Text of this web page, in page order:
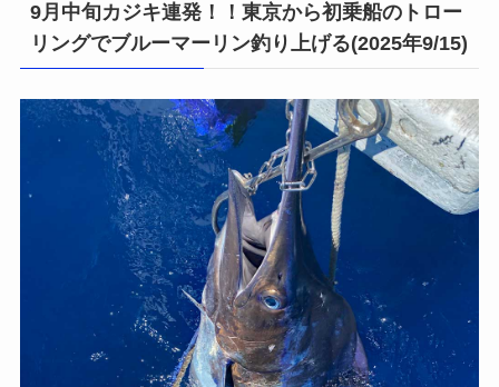
9月中旬カジキ連発！！東京から初乗船のトロー
リングでブルーマーリン釣り上げる(2025年9/15)